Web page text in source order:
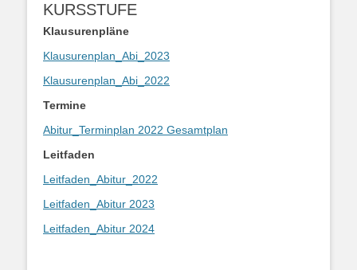
KURSSTUFE
Klausurenpläne
Klausurenplan_Abi_2023
Klausurenplan_Abi_2022
Termine
Abitur_Terminplan 2022 Gesamtplan
Leitfaden
Leitfaden_Abitur_2022
Leitfaden_Abitur 2023
Leitfaden_Abitur 2024